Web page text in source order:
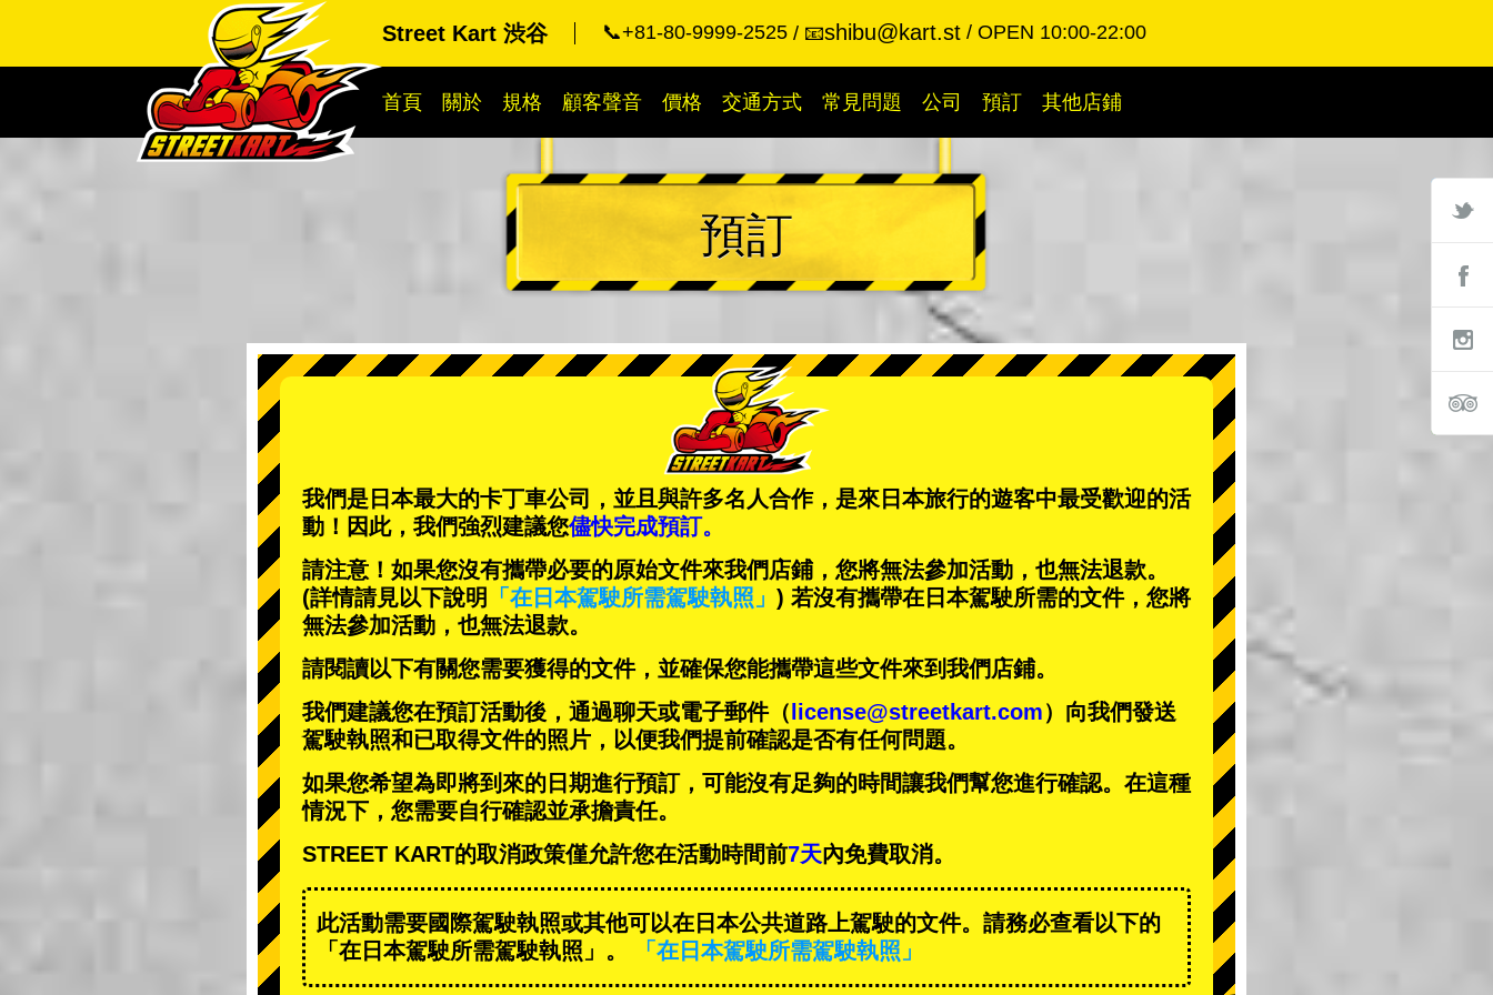
Street Kart 渋谷 📞+81-80-9999-2525 📧shibu@kart.st OPEN 10:00-22:00
首頁 關於 規格 顧客聲音 價格 交通方式 常見問題 公司 預訂 其他店鋪
預訂
我們是日本最大的卡丁車公司，並且與許多名人合作，是來日本旅行的遊客中最受歡迎的活
動 ！因此，我們強烈建議您儘快完成預訂。
請注意！如果您沒有攜帶必要的原始文件來我們店鋪，您將無法參加活動，也無法退款。
(詳情請見以下說明
「在日本駕駛所需駕駛執照」 ) 若沒有攜帶在日本駕駛所需的文件，您將
無法參加活動，也無法退款。
請閱讀以下有關您需要獲得的文件，並確保您能攜帶這些文件來到我們店鋪。
我們建議您在預訂活動後，通過聊天或電子郵件（ license@streetkart.com）向我們發送
駕駛執照和已取得文件的照片，以便我們提前確認是否有任何問題。
如果您希望為即將到來的日期進行預訂，可能沒有足夠的時間讓我們幫您進行確認。在這種
情況下，您需要自行確認並承擔責任。
STREET KART的取消政策僅允許您在活動時間前7天內免費取消。
此活動需要國際駕駛執照或其他可以在日本公共道路上駕駛的文件。請務必查看以下的
「在日本駕駛所需駕駛執照」。
「在日本駕駛所需駕駛執照」